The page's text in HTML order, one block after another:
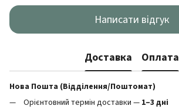
Написати відгук
Доставка Оплата
Нова Пошта (Відділення/Поштомат)
Орієнтовний термін доставки — 1–3 дні